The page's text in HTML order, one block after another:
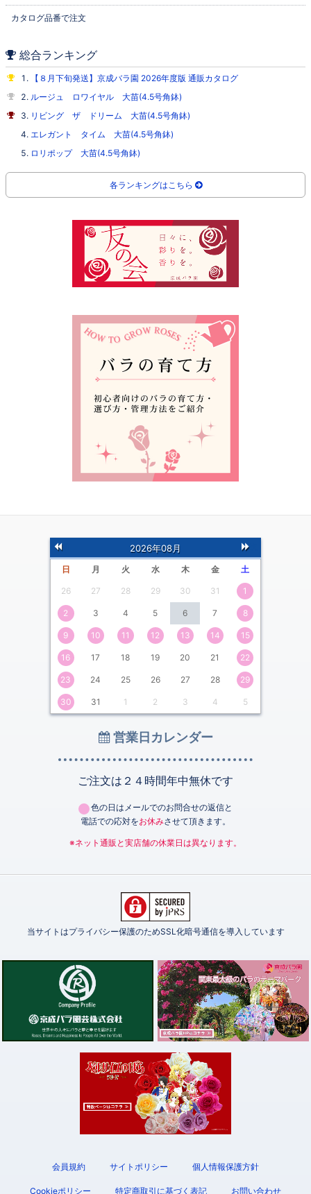
カタログ品番で注文
総合ランキング
【８月下旬発送】京成バラ園 2026年度版 通販カタログ
ルージュ ロワイヤル 大苗(4.5号角鉢)
リビング ザ ドリーム 大苗(4.5号角鉢)
エレガント タイム 大苗(4.5号角鉢)
ロリポップ 大苗(4.5号角鉢)
各ランキングはこちら
前
の月
次
の月
2026年08月
日 月 火 水 木 金 土
26 27 28 29 30 31 1
2 3 4 5 6 7 8
9 10 11 12 13 14 15
16 17 18 19 20 21 22
23 24 25 26 27 28 29
30 31 1 2 3 4 5
営業日カレンダー
ご注文は２４時間年中無休です
色の日はメールでのお問合せの返信と
電話での応対をお休みさせて頂きます。
※ネット通販と実店舗の休業日は異なります。
当サイトはプライバシー保護のためSSL化暗号通信を導入しています
会員規約 サイトポリシー 個人情報保護方針
Cookieポリシー 特定商取引に基づく表記 お問い合わせ